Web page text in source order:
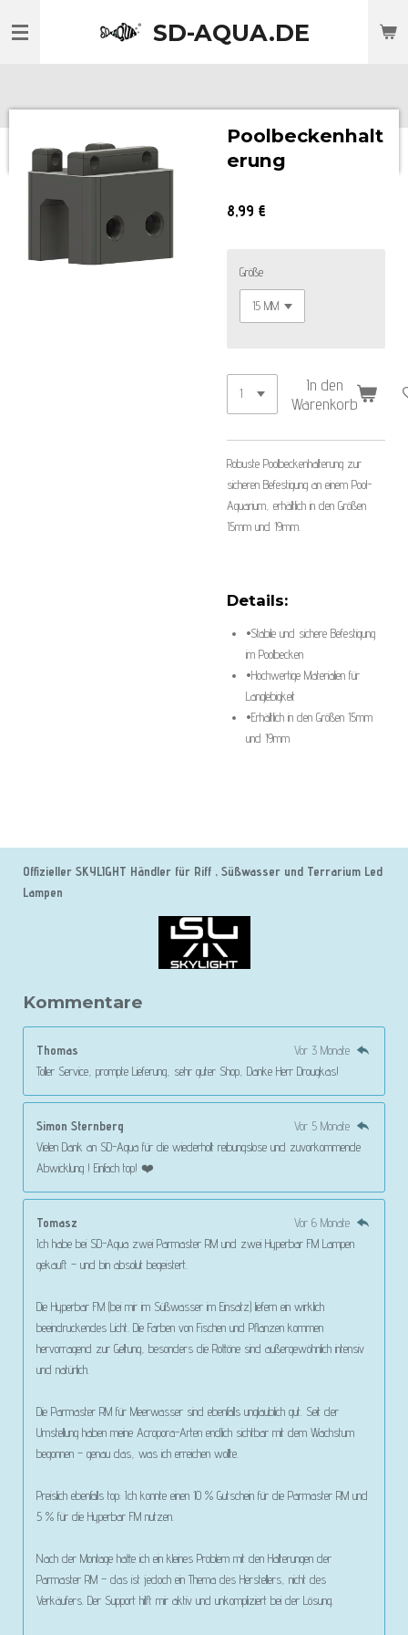
Hauptinhalt
SD-AQUA.DE
Poolbeckenhalt
erung
8,99 €
Größe
In den
Warenkorb
Robuste Poolbeckenhalterung zur
sicheren Befestigung an einem Pool-
Aquarium, erhältlich in den Größen
15mm und 19mm.
Details:
•Stabile und sichere Befestigung
im Poolbecken
•Hochwertige Materialien für
Langlebigkeit
•Erhältlich in den Größen 15mm
und 19mm
Offizieller SKYLIGHT Händler für Riff , Süßwasser und Terrarium Led
Lampen
Kommentare
Thomas
Vor 3 Monate
Toller Service, prompte Lieferung, sehr guter Shop, Danke Herr Drougkas!
Simon Sternberg
Vor 5 Monate
Vielen Dank an SD-Aqua für die wiederholt reibungslose und zuvorkommende
Abwicklung ! Einfach top! ❤️
Tomasz
Vor 6 Monate
Ich habe bei SD-Aqua zwei Parmaster RM und zwei Hyperbar FM Lampen
gekauft – und bin absolut begeistert.
Die Hyperbar FM (bei mir im Süßwasser im Einsatz) liefern ein wirklich
beeindruckendes Licht. Die Farben von Fischen und Pflanzen kommen
hervorragend zur Geltung, besonders die Rottöne sind außergewöhnlich intensiv
und natürlich.
Die Parmaster RM für Meerwasser sind ebenfalls unglaublich gut. Seit der
Umstellung haben meine Acropora-Arten endlich sichtbar mit dem Wachstum
begonnen – genau das, was ich erreichen wollte.
Preislich ebenfalls top: Ich konnte einen 10 % Gutschein für die Parmaster RM und
5 % für die Hyperbar FM nutzen.
Nach der Montage hatte ich ein kleines Problem mit den Halterungen der
Parmaster RM – das ist jedoch ein Thema des Herstellers, nicht des
Verkäufers. Der Support hilft mir aktiv und unkompliziert bei der Lösung.